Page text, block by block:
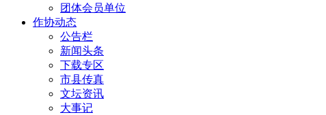
团体会员单位
作协动态
公告栏
新闻头条
下载专区
市县传真
文坛资讯
大事记